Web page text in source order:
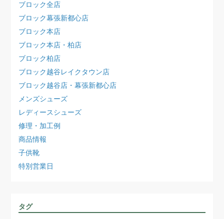
ブロック全店
ブロック幕張新都心店
ブロック本店
ブロック本店・柏店
ブロック柏店
ブロック越谷レイクタウン店
ブロック越谷店・幕張新都心店
メンズシューズ
レディースシューズ
修理・加工例
商品情報
子供靴
特別営業日
タグ